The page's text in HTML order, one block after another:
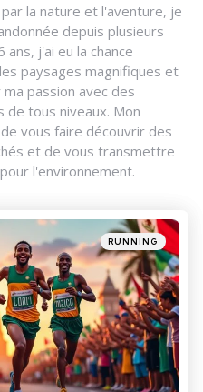
la nature et l'aventure, je
depuis plusieurs
ans, j'ai eu la chance
paysages magnifiques et
passion avec des
de tous niveaux. Mon
vous faire découvrir des
et de vous transmettre
l'environnement.
Posted
in
RUNNING